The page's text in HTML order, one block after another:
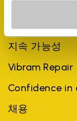
회사
역사
지속 가능성
Vibram Repair
Confidence in
채용